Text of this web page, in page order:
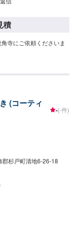
積
寺にご依頼くださいま
(コーティ
-(-件)
郡杉戸町清地6-26-18